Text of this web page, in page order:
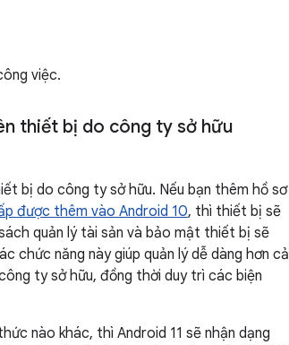
việc.
thiết bị do công ty sở hữu
bị do công ty sở hữu. Nếu bạn thêm hồ sơ
được thêm vào Android 10, thì thiết bị sẽ
quản lý tài sản và bảo mật thiết bị sẽ
chức năng này giúp quản lý dễ dàng hơn cả
ty sở hữu, đồng thời duy trì các biện
nào khác, thì Android 11 sẽ nhận dạng